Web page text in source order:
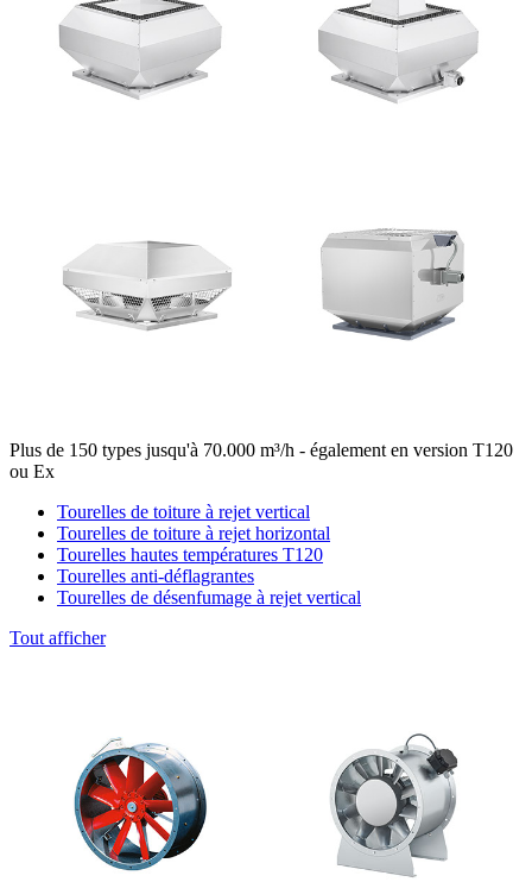
Plus de 150 types jusqu'à 70.000 m³/h - également en version T120
ou Ex
Tourelles de toiture à rejet vertical
Tourelles de toiture à rejet horizontal
Tourelles hautes températures T120
Tourelles anti-déflagrantes
Tourelles de désenfumage à rejet vertical
Tout afficher